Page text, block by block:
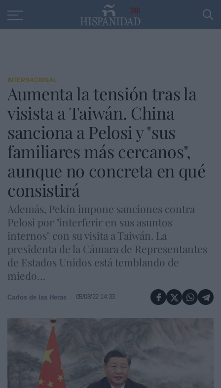
30
INTERNACIONAL
Aumenta la tensión tras la
visista a Taiwán. China
sanciona a Pelosi y "sus
familiares más cercanos",
aunque no concreta en qué
consistirá
Además, Pekín impone sanciones contra
Pelosi por "interferir en sus asuntos
internos" con su visita a Taiwán. La
presidenta de la Cámara de Representantes
de Estados Unidos está temblando de
miedo…
Carlos de las Heras 05/08/22 14:33